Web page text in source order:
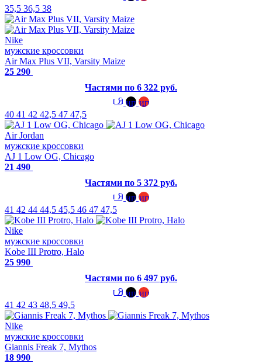
35,5 36,5 38
Nike
мужские кроссовки
Air Max Plus VII, Varsity Maize
25 290
Частями по 6 322 руб.
40 41 42 42,5 47 47,5
Air Jordan
мужские кроссовки
AJ 1 Low OG, Chicago
21 490
Частями по 5 372 руб.
41 42 44 44,5 45,5 46 47 47,5
Nike
мужские кроссовки
Kobe III Protro, Halo
25 990
Частями по 6 497 руб.
41 42 43 48,5 49,5
Nike
мужские кроссовки
Giannis Freak 7, Mythos
18 990